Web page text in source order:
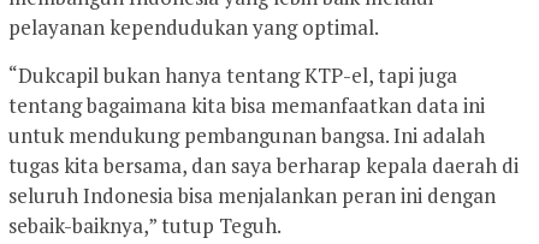
pelayanan kependudukan yang optimal.
“Dukcapil bukan hanya tentang KTP-el, tapi juga
tentang bagaimana kita bisa memanfaatkan data ini
untuk mendukung pembangunan bangsa. Ini adalah
tugas kita bersama, dan saya berharap kepala daerah di
seluruh Indonesia bisa menjalankan peran ini dengan
sebaik-baiknya,” tutup Teguh.